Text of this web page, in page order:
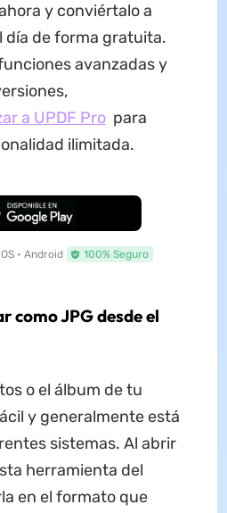
y conviértalo a
día de forma gratuita.
avanzadas y
a UPDF Propara
ilimitada.
Gratuita
• Android 100% Seguro
como JPG desde el
o el álbum de tu
y generalmente está
sistemas. Al abrir
herramienta del
en el formato que